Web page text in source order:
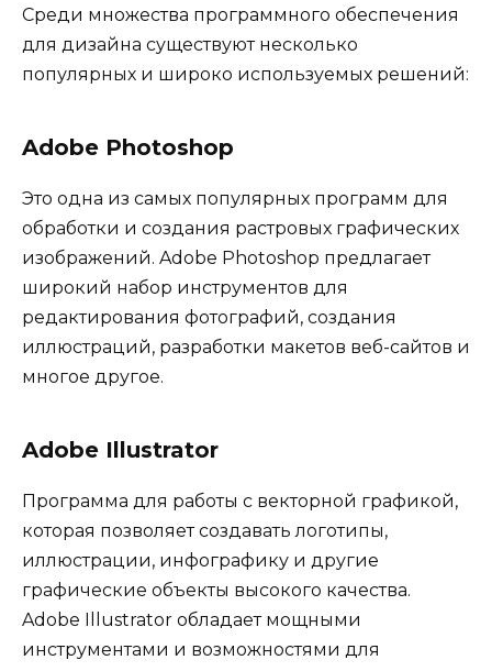
Среди множества программного обеспечения
для дизайна существуют несколько
популярных и широко используемых решений:
Adobe Photoshop
Это одна из самых популярных программ для
обработки и создания растровых графических
изображений. Adobe Photoshop предлагает
широкий набор инструментов для
редактирования фотографий, создания
иллюстраций, разработки макетов веб-сайтов и
многое другое.
Adobe Illustrator
Программа для работы с векторной графикой,
которая позволяет создавать логотипы,
иллюстрации, инфографику и другие
графические объекты высокого качества.
Adobe Illustrator обладает мощными
инструментами и возможностями для